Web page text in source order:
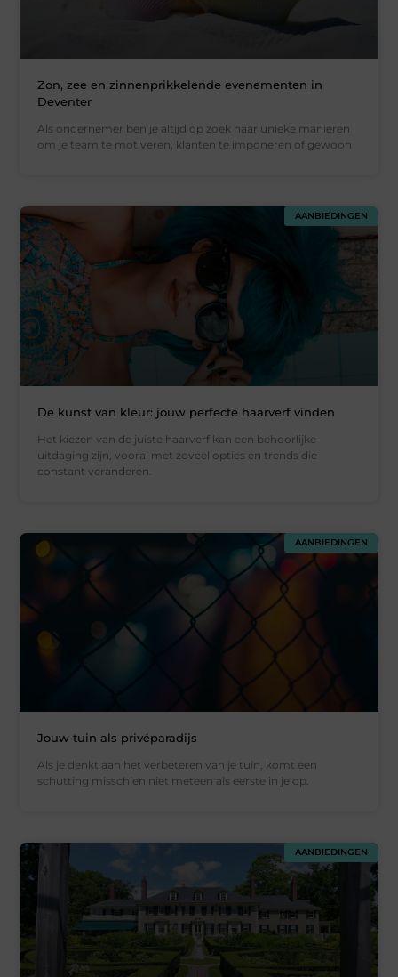
Zon, zee en zinnenprikkelende evenementen in
Deventer
Als ondernemer ben je altijd op zoek naar unieke manieren
om je team te motiveren, klanten te imponeren of gewoon
AANBIEDINGEN
De kunst van kleur: jouw perfecte haarverf vinden
Het kiezen van de juiste haarverf kan een behoorlijke
uitdaging zijn, vooral met zoveel opties en trends die
constant veranderen.
AANBIEDINGEN
Jouw tuin als privéparadijs
Als je denkt aan het verbeteren van je tuin, komt een
schutting misschien niet meteen als eerste in je op.
AANBIEDINGEN